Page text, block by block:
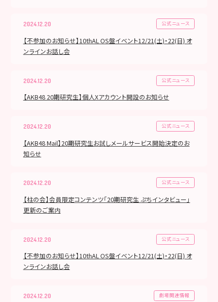
2024.12.20 公式ニュース
【不参加のお知らせ】10thAL OS盤イベント12/21(土)・22(日) オ
ンラインお話し会
2024.12.20 公式ニュース
【AKB48 20期研究生】個人Xアカウント開設のお知らせ
2024.12.20 公式ニュース
【AKB48 Mail】20期研究生お試しメールサービス開始決定のお
知らせ
2024.12.20 公式ニュース
【柱の会】会員限定コンテンツ「20期研究生 ぷちインタビュー」
更新のご案内
2024.12.20 公式ニュース
【不参加のお知らせ】10thAL OS盤イベント12/21(土)・22(日) オ
ンラインお話し会
2024.12.20 劇場関連情報